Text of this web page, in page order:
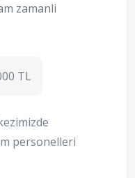
zamanli
TL
personelleri